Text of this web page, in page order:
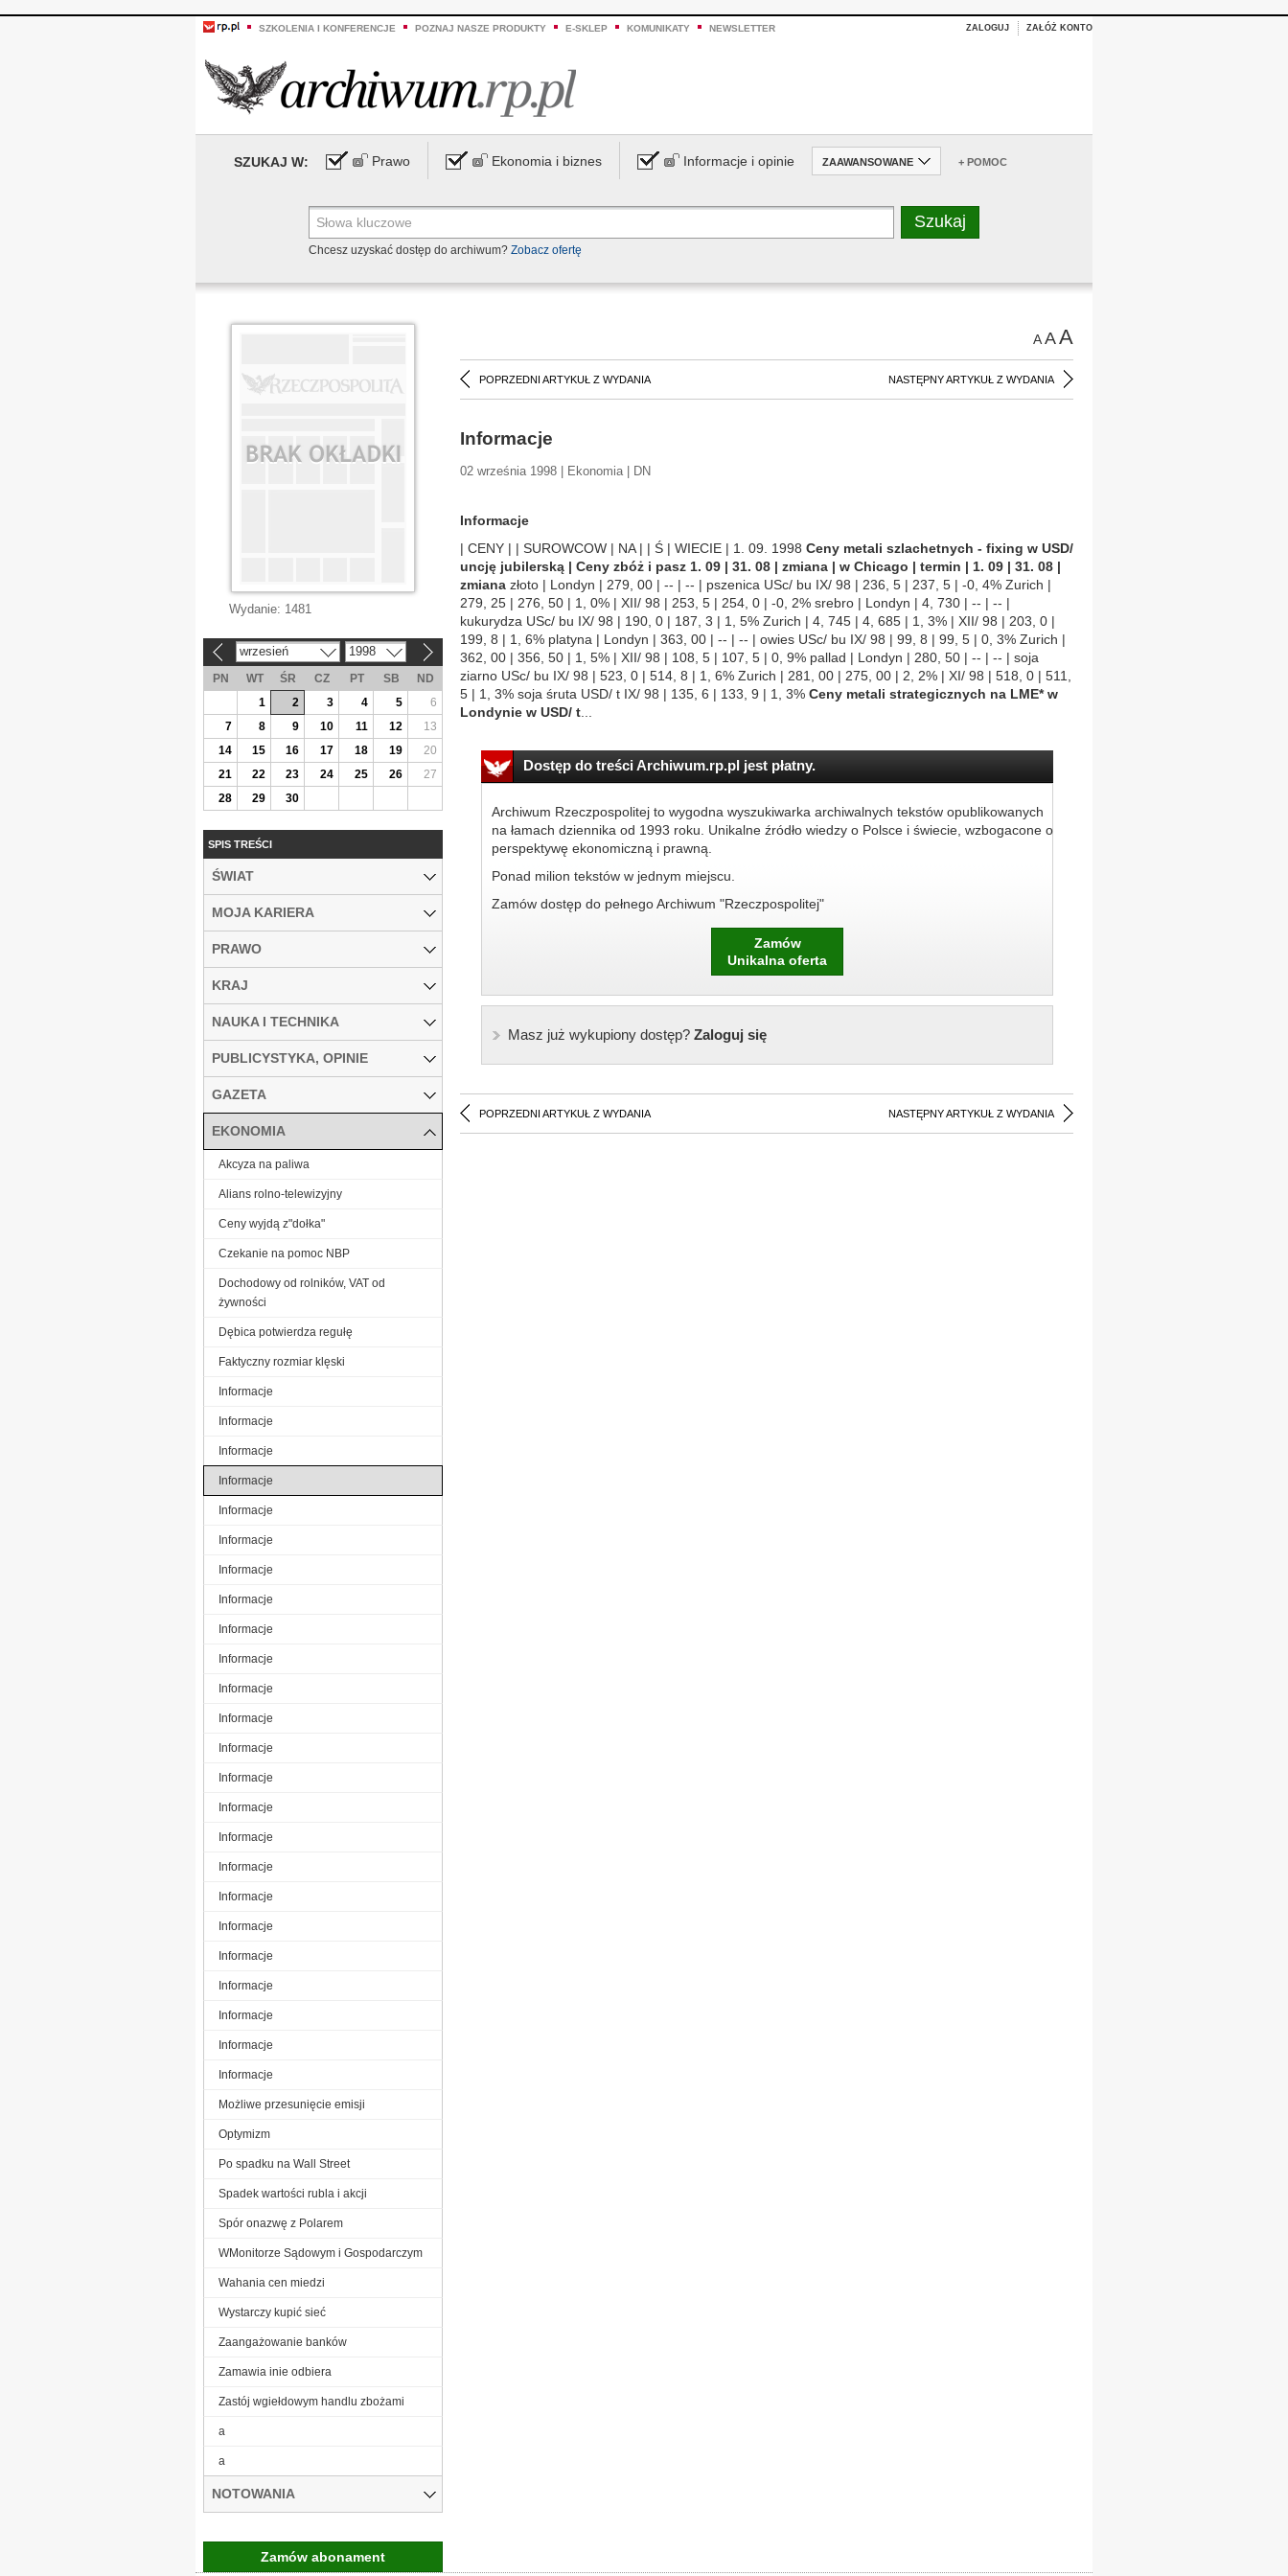
SZKOLENIA I KONFERENCJE POZNAJ NASZE PRODUKTY E-SKLEP KOMUNIKATY NEWSLETTER ZALOGUJ ZAŁÓŻ KONTO
SZUKAJ W: Prawo Ekonomia i biznes Informacje i opinie ZAAWANSOWANE + POMOC
Chcesz uzyskać dostęp do archiwum? Zobacz ofertę
AAA
POPRZEDNI ARTYKUŁ Z WYDANIA NASTĘPNY ARTYKUŁ Z WYDANIA
Informacje
02 września 1998 | Ekonomia | DN
Informacje
| CENY | | SUROWCOW | NA | | Ś | WIECIE | 1. 09. 1998 Ceny metali szlachetnych - fixing w USD/
uncję jubilerską | Ceny zbóż i pasz 1. 09 | 31. 08 | zmiana | w Chicago | termin | 1. 09 | 31. 08 |
zmiana złoto | Londyn | 279, 00 | -- | -- | pszenica USc/ bu IX/ 98 | 236, 5 | 237, 5 | -0, 4% Zurich |
279, 25 | 276, 50 | 1, 0% | XII/ 98 | 253, 5 | 254, 0 | -0, 2% srebro | Londyn | 4, 730 | -- | -- |
kukurydza USc/ bu IX/ 98 | 190, 0 | 187, 3 | 1, 5% Zurich | 4, 745 | 4, 685 | 1, 3% | XII/ 98 | 203, 0 |
199, 8 | 1, 6% platyna | Londyn | 363, 00 | -- | -- | owies USc/ bu IX/ 98 | 99, 8 | 99, 5 | 0, 3% Zurich |
362, 00 | 356, 50 | 1, 5% | XII/ 98 | 108, 5 | 107, 5 | 0, 9% pallad | Londyn | 280, 50 | -- | -- | soja
ziarno USc/ bu IX/ 98 | 523, 0 | 514, 8 | 1, 6% Zurich | 281, 00 | 275, 00 | 2, 2% | XI/ 98 | 518, 0 | 511,
5 | 1, 3% soja śruta USD/ t IX/ 98 | 135, 6 | 133, 9 | 1, 3% Ceny metali strategicznych na LME* w
Londynie w USD/ t
Dostęp do treści Archiwum.rp.pl jest płatny.
Archiwum Rzeczpospolitej to wygodna wyszukiwarka archiwalnych tekstów opublikowanych
na łamach dziennika od 1993 roku. Unikalne źródło wiedzy o Polsce i świecie, wzbogacone o
perspektywę ekonomiczną i prawną.
Ponad milion tekstów w jednym miejscu.
Zamów dostęp do pełnego Archiwum "Rzeczpospolitej"
Zamów
Unikalna oferta
Masz już wykupiony dostęp?Zaloguj się
POPRZEDNI ARTYKUŁ Z WYDANIA NASTĘPNY ARTYKUŁ Z WYDANIA
Wydanie: 1481
wrzesień 1998
PN WT ŚR CZ PT SB
ND
1
2 3 4 5
6
7
8 9 10 11 12
13
14
15 16 17 18 19
20
21
22 23 24 25 26
27
28
29 30
SPIS TREŚCI
ŚWIAT
MOJA KARIERA
PRAWO
KRAJ
NAUKA I TECHNIKA
PUBLICYSTYKA, OPINIE
GAZETA
EKONOMIA
Akcyza na paliwa
Alians rolno-telewizyjny
Ceny wyjdą z"dołka"
Czekanie na pomoc NBP
Dochodowy od rolników, VAT od
żywności
Dębica potwierdza regułę
Faktyczny rozmiar klęski
Informacje
Informacje
Informacje
Informacje
Informacje
Informacje
Informacje
Informacje
Informacje
Informacje
Informacje
Informacje
Informacje
Informacje
Informacje
Informacje
Informacje
Informacje
Informacje
Informacje
Informacje
Informacje
Informacje
Informacje
Możliwe przesunięcie emisji
Optymizm
Po spadku na Wall Street
Spadek wartości rubla i akcji
Spór onazwę z Polarem
WMonitorze Sądowym i Gospodarczym
Wahania cen miedzi
Wystarczy kupić sieć
Zaangażowanie banków
Zamawia inie odbiera
Zastój wgiełdowym handlu zbożami
a
a
NOTOWANIA
Zamów abonament